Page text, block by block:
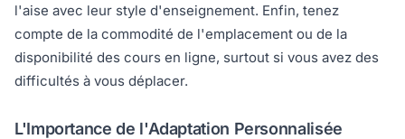
l'aise avec leur style d'enseignement. Enfin, tenez
compte de la commodité de l'emplacement ou de la
disponibilité des cours en ligne, surtout si vous avez des
difficultés à vous déplacer.
L'Importance de l'Adaptation Personnalisée